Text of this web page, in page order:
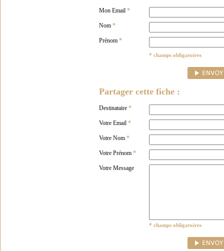
Mon Email *
Nom *
Prénom *
* champs obligatoires
Partager cette fiche :
Destinataire *
Votre Email *
Votre Nom *
Votre Prénom *
Votre Message
* champs obligatoires